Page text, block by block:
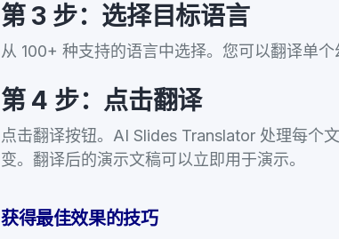
第 3 步：选择目标语言
从 100+ 种支持的语言中选择。您可以翻译单个
第 4 步：点击翻译
点击翻译按钮。AI Slides Translator 处理每个
变。翻译后的演示文稿可以立即用于演示。
获得最佳效果的技巧